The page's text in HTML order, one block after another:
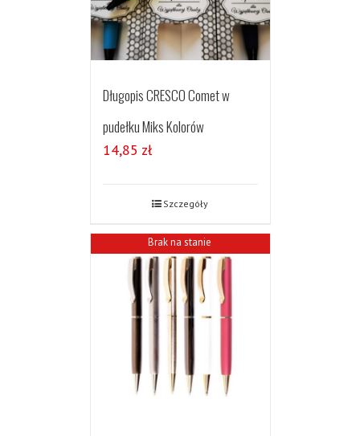
Długopis CRESCO Comet w
pudełku Miks Kolorów
14,85 zł
Szczegóły
Brak na stanie